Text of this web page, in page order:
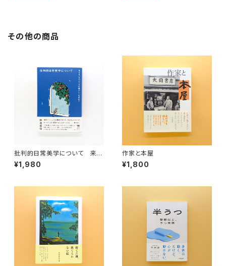
その他の商品
批判的日常美学について 来た
るべき「ふつうの暮らし」を求め
て
¥1,980
作家と本屋
¥1,800